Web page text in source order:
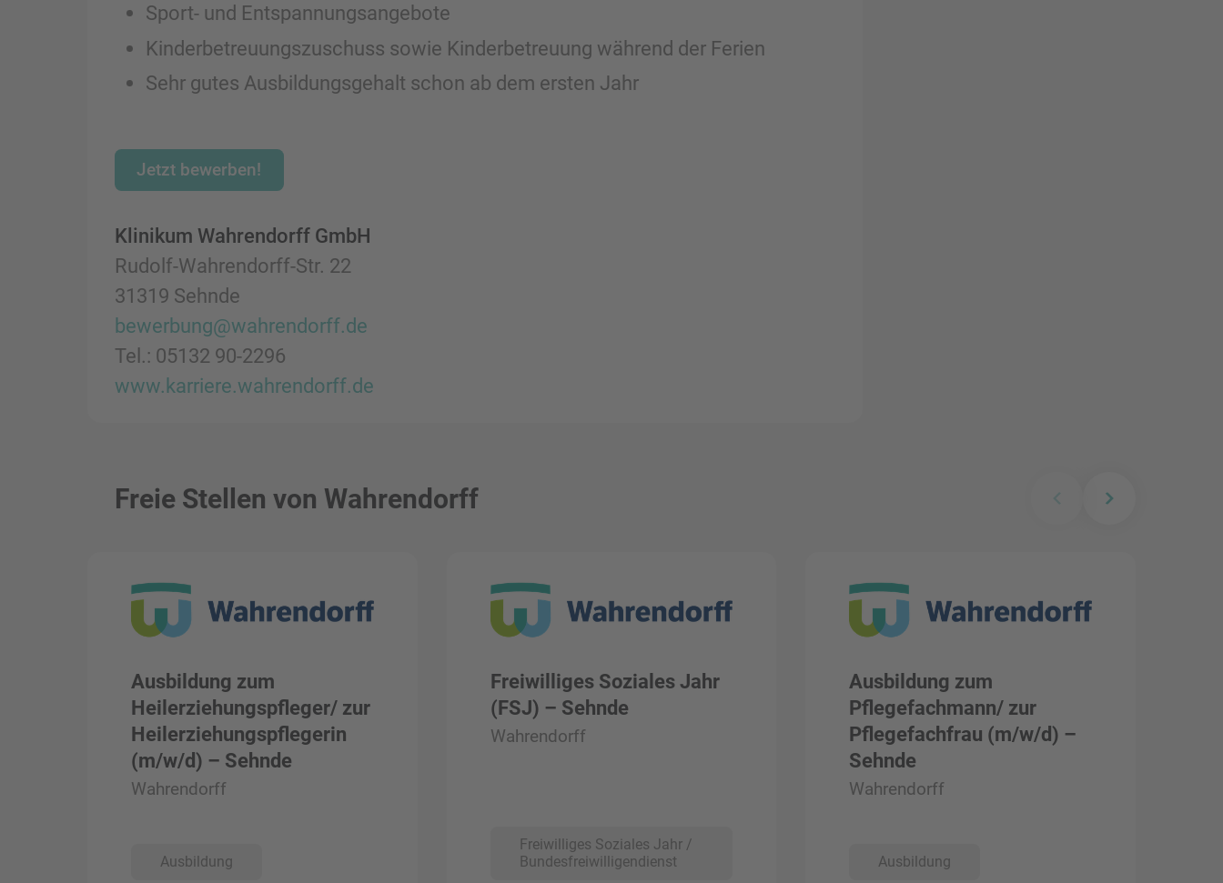
Sport- und Entspannungsangebote
Kinderbetreuungszuschuss sowie Kinderbetreuung während der Ferien
Sehr gutes Ausbildungsgehalt schon ab dem ersten Jahr
Jetzt bewerben!
Klinikum Wahrendorff GmbH
Rudolf-Wahrendorff-Str. 22
31319 Sehnde
bewerbung@wahrendorff.de
Tel.: 05132 90-2296
www.karriere.wahrendorff.de
Freie Stellen von Wahrendorff
Ausbildung zum
Heilerziehungspfleger/ zur
Heilerziehungspflegerin
(m/w/d) – Sehnde
Wahrendorff
Ausbildung
Freiwilliges Soziales Jahr
(FSJ) – Sehnde
Wahrendorff
Freiwilliges Soziales Jahr /
Bundesfreiwilligendienst
Ausbildung zum
Pflegefachmann/ zur
Pflegefachfrau (m/w/d) –
Sehnde
Wahrendorff
Ausbildung